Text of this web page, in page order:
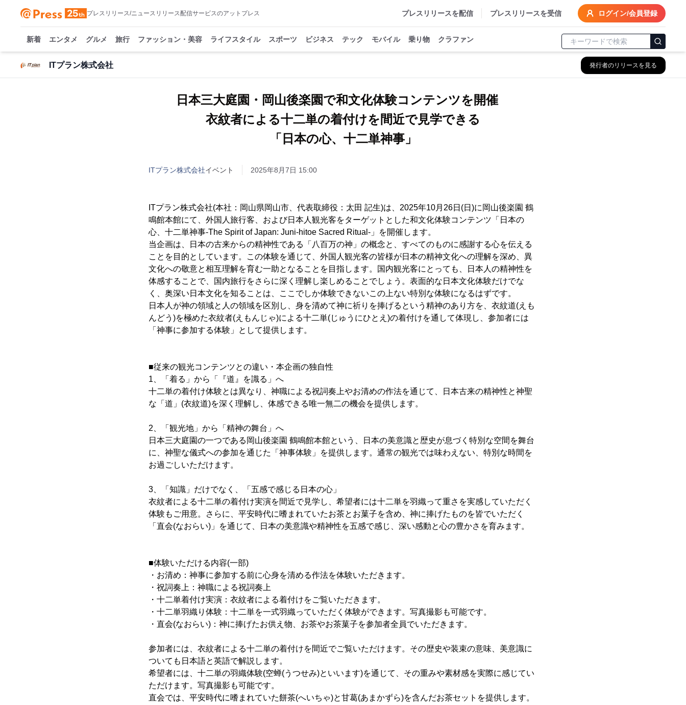
プレスリリース/ニュースリリース配信サービスのアットプレス プレスリリースを配信 プレスリリースを受信 ログイン/会員登録
新着 エンタメ グルメ 旅行 ファッション・美容 ライフスタイル スポーツ ビジネス テック モバイル 乗り物 クラファン
ITプラン株式会社 発行者のリリースを見る
日本三大庭園・岡山後楽園で和文化体験コンテンツを開催
衣紋者による十二単の着付けを間近で見学できる
「日本の心、十二単神事」
ITプラン株式会社イベント 2025年8月7日 15:00
ITプラン株式会社(本社：岡山県岡山市、代表取締役：太田 記生)は、2025年10月26日(日)に岡山後楽園 鶴
鳴館本館にて、外国人旅行客、および日本人観光客をターゲットとした和文化体験コンテンツ「日本の
心、十二単神事-The Spirit of Japan: Juni-hitoe Sacred Ritual-」を開催します。
当企画は、日本の古来からの精神性である「八百万の神」の概念と、すべてのものに感謝する心を伝える
ことを目的としています。この体験を通じて、外国人観光客の皆様が日本の精神文化への理解を深め、異
文化への敬意と相互理解を育む一助となることを目指します。国内観光客にとっても、日本人の精神性を
体感することで、国内旅行をさらに深く理解し楽しめることでしょう。表面的な日本文化体験だけでな
く、奥深い日本文化を知ることは、ここでしか体験できないこの上ない特別な体験になるはずです。
日本人が神の領域と人の領域を区別し、身を清めて神に祈りを捧げるという精神のあり方を、衣紋道(えも
んどう)を極めた衣紋者(えもんじゃ)による十二単(じゅうにひとえ)の着付けを通して体現し、参加者には
「神事に参加する体験」として提供します。
■従来の観光コンテンツとの違い・本企画の独自性
1、「着る」から「『道』を識る」へ
十二単の着付け体験とは異なり、神職による祝詞奏上やお清めの作法を通じて、日本古来の精神性と神聖
な「道」(衣紋道)を深く理解し、体感できる唯一無二の機会を提供します。
2、「観光地」から「精神の舞台」へ
日本三大庭園の一つである岡山後楽園 鶴鳴館本館という、日本の美意識と歴史が息づく特別な空間を舞台
に、神聖な儀式への参加を通じた「神事体験」を提供します。通常の観光では味わえない、特別な時間を
お過ごしいただけます。
3、「知識」だけでなく、「五感で感じる日本の心」
衣紋者による十二単の着付け実演を間近で見学し、希望者には十二単を羽織って重さを実感していただく
体験もご用意。さらに、平安時代に嗜まれていたお茶とお菓子を含め、神に捧げたものを皆でいただく
「直会(なおらい)」を通じて、日本の美意識や精神性を五感で感じ、深い感動と心の豊かさを育みます。
■体験いただける内容(一部)
・お清め：神事に参加する前に心身を清める作法を体験いただきます。
・祝詞奏上：神職による祝詞奏上
・十二単着付け実演：衣紋者による着付けをご覧いただきます。
・十二単羽織り体験：十二単を一式羽織っていただく体験ができます。写真撮影も可能です。
・直会(なおらい)：神に捧げたお供え物、お茶やお茶菓子を参加者全員でいただきます。
参加者には、衣紋者による十二単の着付けを間近でご覧いただけます。その歴史や装束の意味、美意識に
ついても日本語と英語で解説します。
希望者には、十二単の羽織体験(空蝉(うつせみ)といいます)を通じて、その重みや素材感を実際に感じてい
ただけます。写真撮影も可能です。
直会では、平安時代に嗜まれていた餅茶(へいちゃ)と甘葛(あまかずら)を含んだお茶セットを提供します。